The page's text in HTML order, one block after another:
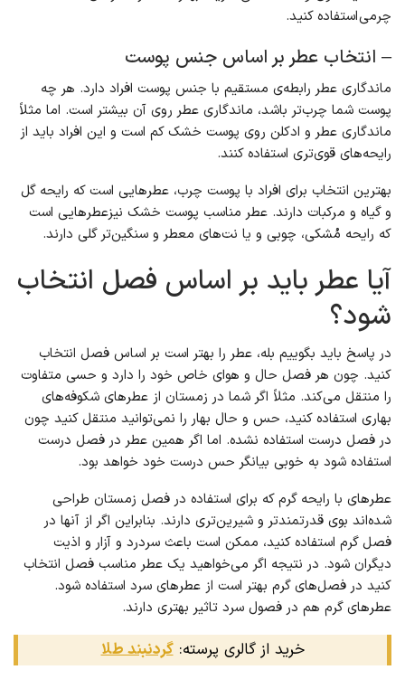
چرمی استفاده کنید.
– انتخاب عطر بر اساس جنس پوست
ماندگاری عطر رابطه‌ی مستقیم با جنس پوست افراد دارد. هر چه
پوست شما چرب‌تر باشد، ماندگاری عطر روی آن بیشتر است. اما مثلاً
ماندگاری عطر و ادکلن روی پوست خشک کم است و این افراد باید از
رایحه‌های قوی‌تری استفاده کنند.
بهترین انتخاب برای افراد با پوست چرب، عطرهایی است که رایحه گل
و گیاه و مرکبات دارند. عطر مناسب پوست خشک نیزعطرهایی است
که رایحه مُشکی، چوبی و یا نت‌های معطر و سنگین‌تر گلی دارند.
آیا عطر باید بر اساس فصل انتخاب
شود؟
در پاسخ باید بگوییم بله، عطر را بهتر است بر اساس فصل انتخاب
کنید. چون هر فصل حال و هوای خاص خود را دارد و حسی متفاوت
را منتقل می‌کند. مثلاً اگر شما در زمستان از عطرهای شکوفه‌های
بهاری استفاده کنید، حس و حال بهار را نمی‌توانید منتقل کنید چون
در فصل درست استفاده نشده. اما اگر همین عطر در فصل درست
استفاده شود به خوبی بیانگر حس درست خود خواهد بود.
عطرهای با رایحه گرم که برای استفاده در فصل زمستان طراحی
شده‌اند بوی قدرتمندتر و شیرین‌تری دارند. بنابراین اگر از آنها در
فصل گرم استفاده کنید، ممکن است باعث سردرد و آزار و اذیت
دیگران شود. در نتیجه اگر می‌خواهید یک عطر مناسب فصل انتخاب
کنید در فصل‌های گرم بهتر است از عطرهای سرد استفاده شود.
عطرهای گرم هم در فصول سرد تاثیر بهتری دارند.
خرید از گالری پرسته:گردنبند طلا